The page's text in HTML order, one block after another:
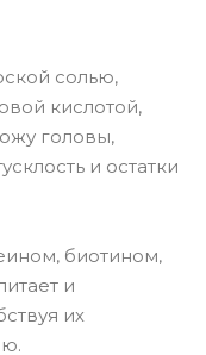
солью,
кислотой,
головы,
и остатки
биотином,
и
их